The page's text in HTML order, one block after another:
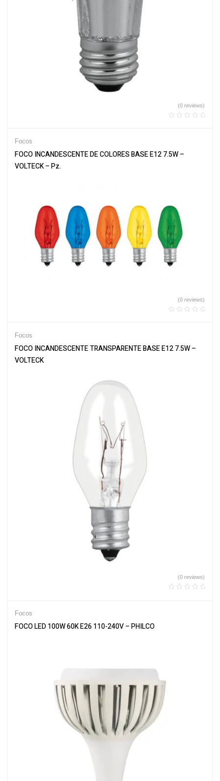
(0 reviews)
Focos
FOCO INCANDESCENTE DE COLORES BASE E12 7.5W –
VOLTECK – Pz.
(0 reviews)
Focos
FOCO INCANDESCENTE TRANSPARENTE BASE E12 7.5W –
VOLTECK
(0 reviews)
Focos
FOCO LED 100W 60K E26 110-240V – PHILCO